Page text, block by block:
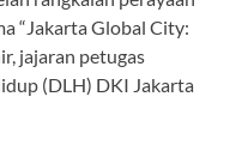
“Jakarta Global City:
jajaran petugas
(DLH) DKI Jakarta